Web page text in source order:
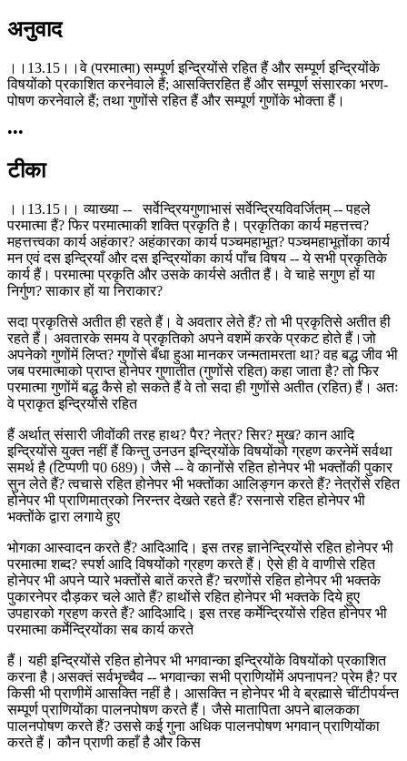
अनुवाद
।।13.15।।वे (परमात्मा) सम्पूर्ण इन्द्रियोंसे रहित हैं और सम्पूर्ण इन्द्रियोंके
विषयोंको प्रकाशित करनेवाले हैं; आसक्तिरहित हैं और सम्पूर्ण संसारका भरण-
पोषण करनेवाले हैं; तथा गुणोंसे रहित हैं और सम्पूर्ण गुणोंके भोक्ता हैं।
•••
टीका
।।13.15।। व्याख्या -- सर्वेन्द्रियगुणाभासं सर्वेन्द्रियविवर्जितम् -- पहले
परमात्मा हैं? फिर परमात्माकी शक्ति प्रकृति है। प्रकृतिका कार्य महत्तत्त्व?
महत्तत्त्वका कार्य अहंकार? अहंकारका कार्य पञ्चमहाभूत? पञ्चमहाभूतोंका कार्य
मन एवं दस इन्द्रियाँ और दस इन्द्रियोंका कार्य पाँच विषय -- ये सभी प्रकृतिके
कार्य हैं। परमात्मा प्रकृति और उसके कार्यसे अतीत हैं। वे चाहे सगुण हों या
निर्गुण? साकार हों या निराकार?
सदा प्रकृतिसे अतीत ही रहते हैं। वे अवतार लेते हैं? तो भी प्रकृतिसे अतीत ही
रहते हैं। अवतारके समय वे प्रकृतिको अपने वशमें करके प्रकट होते हैं।जो
अपनेको गुणोंमें लिप्त? गुणोंसे बँधा हुआ मानकर जन्मतामरता था? वह बद्ध जीव भी
जब परमात्माको प्राप्त होनेपर गुणातीत (गुणोंसे रहित) कहा जाता है? तो फिर
परमात्मा गुणोंमें बद्ध कैसे हो सकते हैं वे तो सदा ही गुणोंसे अतीत (रहित) हैं। अतः
वे प्राकृत इन्द्रियोंसे रहित
हैं अर्थात् संसारी जीवोंकी तरह हाथ? पैर? नेत्र? सिर? मुख? कान आदि
इन्द्रियोंसे युक्त नहीं हैं किन्तु उनउन इन्द्रियोंके विषयोंको ग्रहण करनेमें सर्वथा
समर्थ है (टिप्पणी प0 689)। जैसे -- वे कानोंसे रहित होनेपर भी भक्तोंकी पुकार
सुन लेते हैं? त्वचासे रहित होनेपर भी भक्तोंका आलिङ्गन करते हैं? नेत्रोंसे रहित
होनेपर भी प्राणिमात्रको निरन्तर देखते रहते हैं? रसनासे रहित होनेपर भी
भक्तोंके द्वारा लगाये हुए
भोगका आस्वादन करते हैं? आदिआदि। इस तरह ज्ञानेन्द्रियोंसे रहित होनेपर भी
परमात्मा शब्द? स्पर्श आदि विषयोंको ग्रहण करते हैं। ऐसे ही वे वाणीसे रहित
होनेपर भी अपने प्यारे भक्तोंसे बातें करते हैं? चरणोंसे रहित होनेपर भी भक्तके
पुकारनेपर दौड़कर चले आते हैं? हाथोंसे रहित होनेपर भी भक्तके दिये हुए
उपहारको ग्रहण करते हैं? आदिआदि। इस तरह कर्मेन्द्रियोंसे रहित होनेपर भी
परमात्मा कर्मेन्द्रियोंका सब कार्य करते
हैं। यही इन्द्रियोंसे रहित होनेपर भी भगवान्का इन्द्रियोंके विषयोंको प्रकाशित
करना है।असक्तं सर्वभृच्चैव -- भगवान्का सभी प्राणियोंमें अपनापन? प्रेम है? पर
किसी भी प्राणीमें आसक्ति नहीं है। आसक्ति न होनेपर भी वे ब्रह्मासे चींटीपर्यन्त
सम्पूर्ण प्राणियोंका पालनपोषण करते हैं। जैसे मातापिता अपने बालकका
पालनपोषण करते हैं? उससे कई गुना अधिक पालनपोषण भगवान् प्राणियोंका
करते हैं। कौन प्राणी कहाँ है और किस